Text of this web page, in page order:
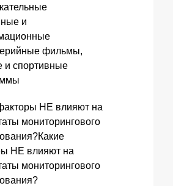
и
фильмы,
и спортивные
НЕ влияют на
мониторингового
НЕ влияют на
мониторингового